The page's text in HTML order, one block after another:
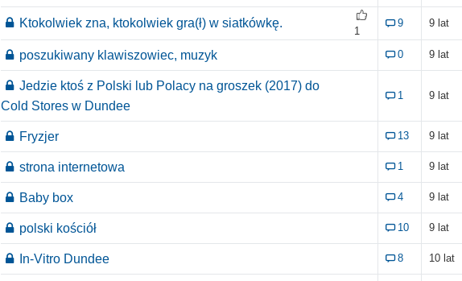
Ktokolwiek zna, ktokolwiek gra(ł) w siatkówkę.
1
9 9 lat
poszukiwany klawiszowiec, muzyk 0 9 lat
Jedzie ktoś z Polski lub Polacy na groszek (2017) do
Cold Stores w Dundee
1 9 lat
Fryzjer 13 9 lat
strona internetowa 1 9 lat
Baby box 4 9 lat
polski kościół 10 9 lat
In-Vitro Dundee 8 10 lat